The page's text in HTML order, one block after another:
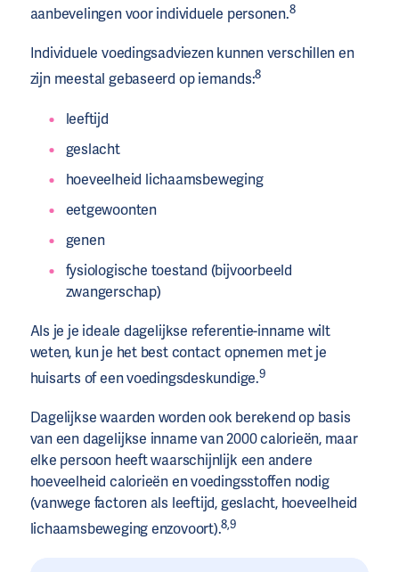
aanbevelingen voor individuele personen.8
Individuele voedingsadviezen kunnen verschillen en
zijn meestal gebaseerd op iemands:8
leeftijd
geslacht
hoeveelheid lichaamsbeweging
eetgewoonten
genen
fysiologische toestand (bijvoorbeeld
zwangerschap)
Als je je ideale dagelijkse referentie-inname wilt
weten, kun je het best contact opnemen met je
huisarts of een voedingsdeskundige.9
Dagelijkse waarden worden ook berekend op basis
van een dagelijkse inname van 2000 calorieën, maar
elke persoon heeft waarschijnlijk een andere
hoeveelheid calorieën en voedingsstoffen nodig
(vanwege factoren als leeftijd, geslacht, hoeveelheid
lichaamsbeweging enzovoort).8,9